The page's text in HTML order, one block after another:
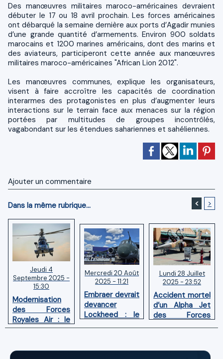
Des manœuvres militaires maroco-américaines devraient
débuter le 17 ou 18 avril prochain. Les forces américaines
ont débarqué la semaine dernière aux ports d’Agadir munies
d’une grande quantité d’armements. Environ 900 soldats
marocains et 1200 marines américains, dont des marins et
des aviateurs, participeront cette année aux manœuvres
militaires maroco-américaines "African Lion 2012".
Les manœuvres communes, explique les organisateurs,
visent à faire accroître les capacités de coordination
interarmes des protagonistes en plus d’augmenter leurs
interactions sur le terrain face aux menaces sur la région
portées par multitudes de groupes incontrôlés,
vagabondant sur les étendues sahariennes et sahéliennes.
Ajouter un commentaire
Dans la même rubrique... < >
Jeudi 4
Septembre 2025 -
15:30
Modernisation
des Forces
Royales Air : le
Maroc acquiert
Mercredi 20 Août
2025 - 11:21
Embraer devrait
devancer
Lockheed : le
Lundi 28 Juillet
2025 - 23:52
Accident mortel
d’un Alpha Jet
des Forces
Royales Air à